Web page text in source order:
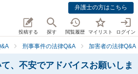
弁護士の方はこちら
投稿する 探す 閲覧履歴 マイリスト ログイン
刑事事件の法律Q&A 加害者の法律Q&A
、不安でアドバイスお願いしま